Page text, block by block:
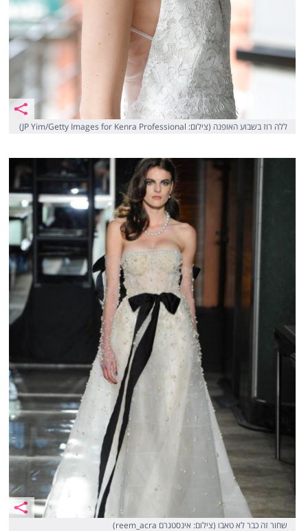
ללה רוז בשבוע האופנה (צילום: JP Yim/Getty Images for Kenra Professional)
שחור זה כבר לא טאבו (צילום: אינסטגרם reem_acra)